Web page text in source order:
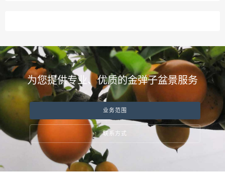
为您提供专业、优质的金弹子盆景服务
业务范围
联系方式